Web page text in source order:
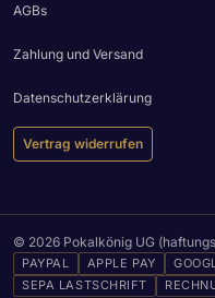
AGBs
Zahlung und Versand
Datenschutzerklärung
Vertrag widerrufen
© 2026 Pokalkönig UG
PAYPAL APPLE PAY
SEPA LASTSCHRIFT